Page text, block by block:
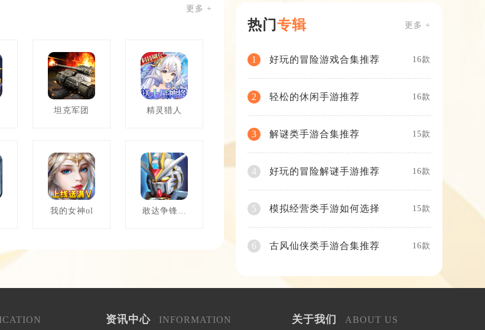
更多 +
坦克军团 精灵猎人
我的女神ol
敢达争锋对
热门专辑 更多 +
1 好玩的冒险游戏合集推荐 16款
2 轻松的休闲手游推荐 16款
3 解谜类手游合集推荐 15款
4 好玩的冒险解谜手游推荐 16款
5 模拟经营类手游如何选择 15款
6 古风仙侠类手游合集推荐 16款
资讯中心 INFORMATION 关于我们 ABOUT US